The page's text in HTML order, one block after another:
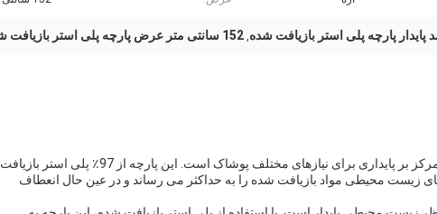
پایدار پارچه پلی استر بازیافت شده, 152 سانتی متر عرض پارچه پلی استر بازیافت شده
پارچه پلی استر بازیافت شده یک گزینه عالی با تمرکز بر پایداری برای نیازهای مختلف پوشاک است. این پارچه از 97٪ پلی استر بازیافت
زیست محیطی مواد بازیافت شده را به حداکثر می رساند و در عین حال انعطاف